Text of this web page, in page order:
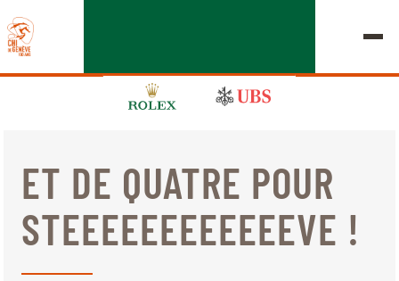
ÉDITION 2026
LE CHIG
MULTIMÉDIA
ET DE QUATRE POUR
STEEEEEEEEEEEEVE !